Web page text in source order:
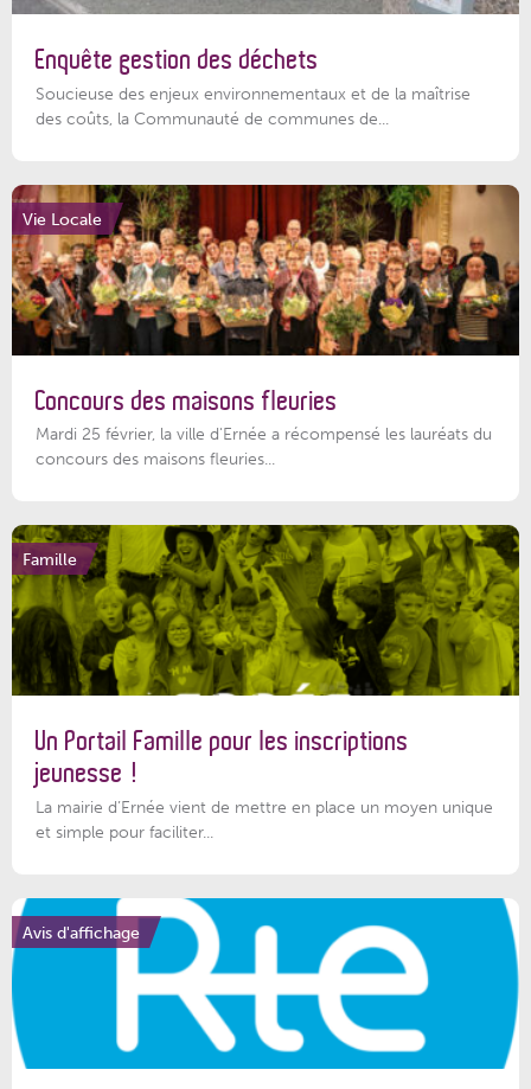
Enquête gestion des déchets
Soucieuse des enjeux environnementaux et de la maîtrise
des coûts, la Communauté de communes de...
Vie Locale
Concours des maisons fleuries
Mardi 25 février, la ville d'Ernée a récompensé les lauréats du
concours des maisons fleuries...
Famille
Un Portail Famille pour les inscriptions
jeunesse !
La mairie d’Ernée vient de mettre en place un moyen unique
et simple pour faciliter...
Avis d'affichage